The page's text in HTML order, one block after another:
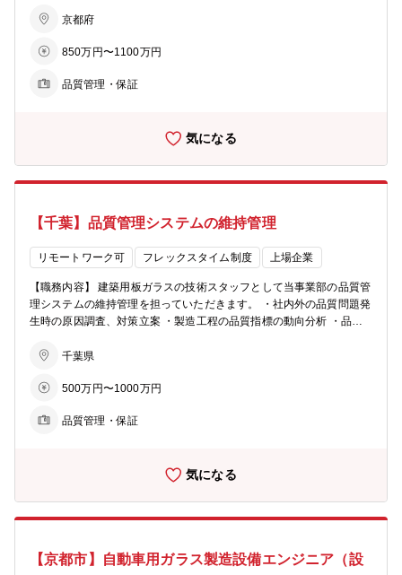
新規ビジネスに対する品質面からの立上げ支援 【採用背景】 品質グ
を担っています。 今後の事業拡大および品質要求の高度化に対応する
材の採用を進めています。 【配属部署】 クリエイティブ・テクノロ
プラン】 当面は実務を確実に遂行し、品質管理・品質保証の専門性を
客に向き合いながら業務に取り組むことができます。 国際感覚を養い
京都府
850万円〜1100万円
品質管理・保証
気になる
【千葉】品質管理システムの維持管理
リモートワーク可 フレックスタイム制度 上場企業
【職務内容】 建築用板ガラスの技術スタッフとして当事業部の品質管
理システムの維持管理を担っていただきます。 ・社内外の品質問題発
生時の原因調査、対策立案 ・製造工程の品質指標の動向分析 ・品質
との製品仕様の打合せ 【配属組織】 建築ガラス事業部門 日本統括
の基礎的な商品知識や生産技術、品質保証の建て付けなどを習得して
査、関連部門への啓蒙教育活動、営業支援で顧客との打合せなどをお
マによっては全国の拠点に出張して活動範囲を拡げられます。
千葉県
500万円〜1000万円
品質管理・保証
気になる
【京都市】自動車用ガラス製造設備エンジニア（設